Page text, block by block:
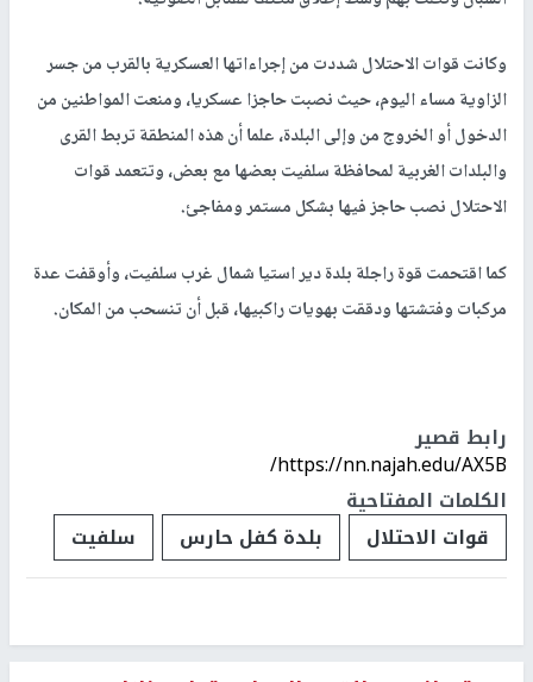
وكانت قوات الاحتلال شددت من إجراءاتها العسكرية بالقرب من جسر
الزاوية مساء اليوم، حيث نصبت حاجزا عسكريا، ومنعت المواطنين من
الدخول أو الخروج من وإلى البلدة، علما أن هذه المنطقة تربط القرى
والبلدات الغربية لمحافظة سلفيت بعضها مع بعض، وتتعمد قوات
الاحتلال نصب حاجز فيها بشكل مستمر ومفاجئ.
كما اقتحمت قوة راجلة بلدة دير استيا شمال غرب سلفيت، وأوقفت عدة
مركبات وفتشتها ودققت بهويات راكبيها، قبل أن تنسحب من المكان.
رابط قصير
https://nn.najah.edu/AX5B/
الكلمات المفتاحية
قوات الاحتلال
بلدة كفل حارس سلفيت